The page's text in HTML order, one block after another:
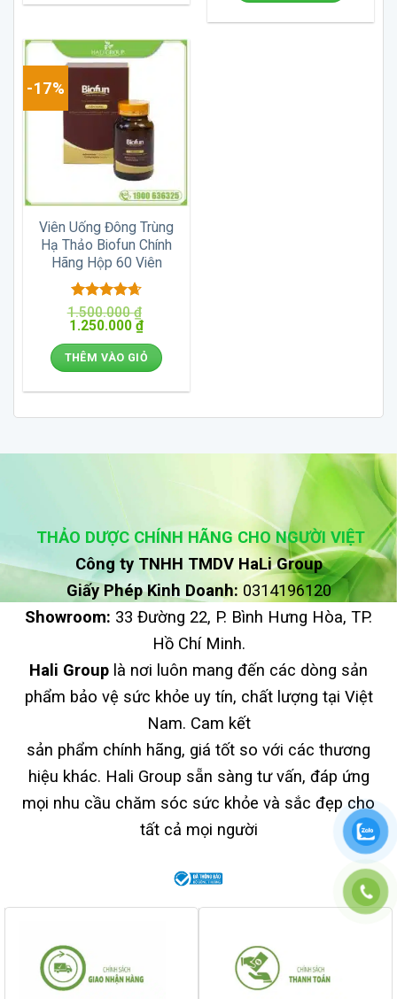
-17%
Viên Uống Đông Trùng
Hạ Thảo Biofun Chính
Hãng Hộp 60 Viên
Được xếp
hạng 4.67
1.500.000₫
Giá
là:
1.500.000 ₫.
1.250.000 ₫Giá
tại
là:
THÊM VÀO GIỎ
THẢO DƯỢC CHÍNH HÃNG CHO NGƯỜI VIỆT
Công ty TNHH TMDV HaLi Group
Giấy Phép Kinh Doanh: 0314196120
Showroom: 33 Đường 22, P. Bình Hưng Hòa, TP.
Hồ Chí Minh.
Hali Group là nơi luôn mang đến các dòng sản
phẩm bảo vệ sức khỏe uy tín, chất lượng tại Việt
Nam. Cam kết
sản phẩm chính hãng, giá tốt so với các thương
hiệu khác. Hali Group sẵn sàng tư vấn, đáp ứng
mọi nhu cầu chăm sóc sức khỏe và sắc đẹp cho
tất cả mọi người